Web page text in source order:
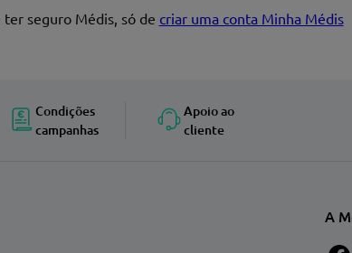
seguro Médis, só de criar uma conta Minha Médis
Condições
campanhas
Apoio ao
cliente
A